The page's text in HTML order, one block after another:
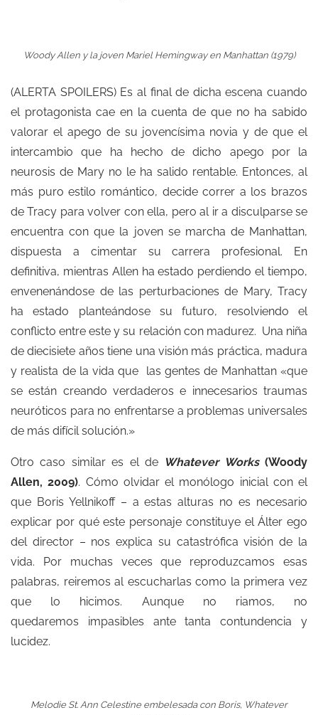
Woody Allen y la joven Mariel Hemingway en Manhattan (1979)
(ALERTA SPOILERS) Es al final de dicha escena cuando
el protagonista cae en la cuenta de que no ha sabido
valorar el apego de su jovencísima novia y de que el
intercambio que ha hecho de dicho apego por la
neurosis de Mary no le ha salido rentable. Entonces, al
más puro estilo romántico, decide correr a los brazos
de Tracy para volver con ella, pero al ir a disculparse se
encuentra con que la joven se marcha de Manhattan,
dispuesta a cimentar su carrera profesional. En
definitiva, mientras Allen ha estado perdiendo el tiempo,
envenenándose de las perturbaciones de Mary, Tracy
ha estado planteándose su futuro, resolviendo el
conflicto entre este y su relación con madurez. Una niña
de diecisiete años tiene una visión más práctica, madura
y realista de la vida que las gentes de Manhattan «que
se están creando verdaderos e innecesarios traumas
neuróticos para no enfrentarse a problemas universales
de más difícil solución.»
Otro caso similar es el de Whatever Works(Woody
Allen, 2009). Cómo olvidar el monólogo inicial con el
que Boris Yellnikoff – a estas alturas no es necesario
explicar por qué este personaje constituye el Álter ego
del director – nos explica su catastrófica visión de la
vida. Por muchas veces que reproduzcamos esas
palabras, reiremos al escucharlas como la primera vez
que lo hicimos. Aunque no riamos, no
quedaremos impasibles ante tanta contundencia y
lucidez.
Melodie St. Ann Celestine embelesada con Boris, Whatever